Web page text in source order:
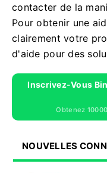
contacter de la
Pour obtenir une
clairement votre
d'aide pour des
Inscrivez-Vous
Obtenez
NOUVELLES